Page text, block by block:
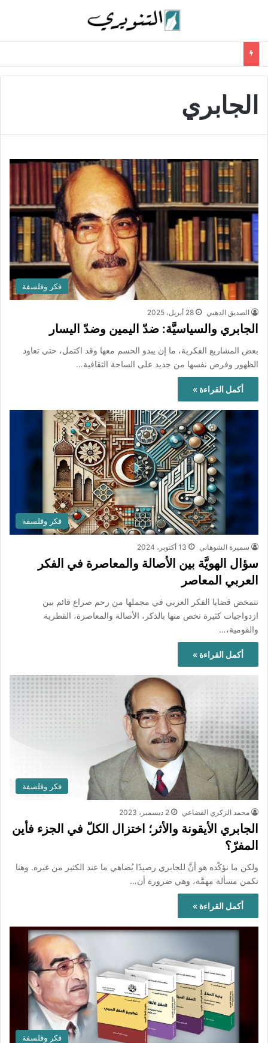
الجابري
فكر وفلسفة
الصديق الدهبي 28 أبريل، 2025
الجابري والسياسيَّة: ضدّ اليمين وضدّ اليسار
بعض المشاريع الفكرية، ما إن يبدو الحسم معها وقد اكتمل، حتى تعاود
الظهور وفرض نفسها من جديد على الساحة الثقافية…
أكمل القراءة »
فكر وفلسفة
سميرة الشوهاني 13 أكتوبر، 2024
سؤال الهويَّة بين الأصالة والمعاصرة في الفكر
العربي المعاصر
تتمخض قضايا الفكر العربي في مجملها من رحم صراع قائم بين
ازدواجيات كثيرة نخص منها بالذكر، الأصالة والمعاصرة، القطرية
والقومية،…
أكمل القراءة »
فكر وفلسفة
محمد الزكري القضاعي 2 ديسمبر، 2023
الجابري الأيقونة والأثر؛ اختزال الكلّ في الجزء فأين
المفرّ؟
ولكن ما نؤكّده هو أنَّ للجابري رصيدًا يُضاهي ما عند الكثير من غيره. وهنا
تكمن مسألة مهمَّة، وهي ضرورة أن…
أكمل القراءة »
فكر وفلسفة